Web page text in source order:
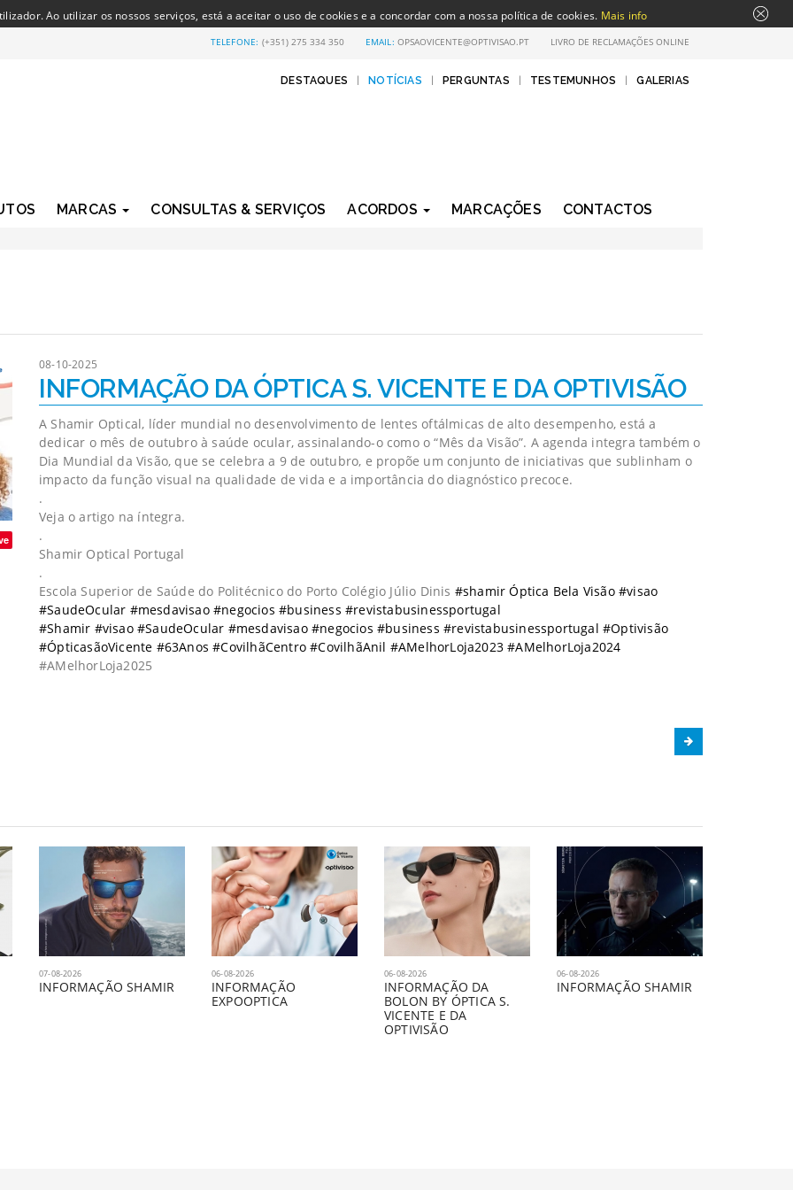
Ao utilizar os nossos serviços, está a aceitar o uso de cookies e a concordar com a nossa política de cookies. Mais info
LIVRO DE RECLAMAÇÕES ONLINE
EMAIL: OPSAOVICENTE@OPTIVISAO.PT
TELEFONE: (+351) 275 334 350
GALERIAS
TESTEMUNHOS
PERGUNTAS
NOTÍCIAS
DESTAQUES
MARCAS CONSULTAS & SERVIÇOS ACORDOS MARCAÇÕES CONTACTOS
08-10-2025
INFORMAÇÃO DA ÓPTICA S. VICENTE E DA OPTIVISÃO
A Shamir Optical, líder mundial no desenvolvimento de lentes oftálmicas de alto desempenho, está a
dedicar o mês de outubro à saúde ocular, assinalando-o como o “Mês da Visão”. A agenda integra também o
Dia Mundial da Visão, que se celebra a 9 de outubro, e propõe um conjunto de iniciativas que sublinham o
impacto da função visual na qualidade de vida e a importância do diagnóstico precoce.
.
Veja o artigo na íntegra.
.
Shamir Optical Portugal
.
Escola Superior de Saúde do Politécnico do Porto Colégio Júlio Dinis #shamir Óptica Bela Visão #visao
#SaudeOcular #mesdavisao #negocios #business #revistabusinessportugal
#Shamir #visao #SaudeOcular #mesdavisao #negocios #business #revistabusinessportugal #Optivisão
#ÓpticasãoVicente #63Anos #CovilhãCentro #CovilhãAnil #AMelhorLoja2023 #AMelhorLoja2024
#AMelhorLoja2025
07-08-2026
INFORMAÇÃO SHAMIR
06-08-2026
INFORMAÇÃO
EXPOOPTICA
06-08-2026
INFORMAÇÃO DA
BOLON BY ÓPTICA S.
VICENTE E DA
OPTIVISÃO
06-08-2026
INFORMAÇÃO SHAMIR